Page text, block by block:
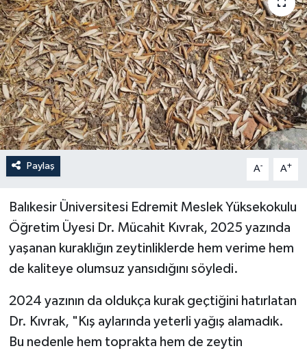
Paylaş A- A+
Balıkesir Üniversitesi Edremit Meslek Yüksekokulu
Öğretim Üyesi Dr. Mücahit Kıvrak, 2025 yazında
yaşanan kuraklığın zeytinliklerde hem verime hem
de kaliteye olumsuz yansıdığını söyledi.
2024 yazının da oldukça kurak geçtiğini hatırlatan
Dr. Kıvrak, "Kış aylarında yeterli yağış alamadık.
Bu nedenle hem toprakta hem de zeytin
Spor
Yaşam